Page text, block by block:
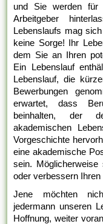
und Sie werden für
Arbeitgeber
Lebenslaufs mag
keine Sorge! Ihr
dem Sie an Ihren
Ein Lebenslauf
Lebenslauf, die
Bewerbungen
erwartet, dass
beinhalten, der
akademischen
Vorgeschichte
eine akademische
sein.
oder verbessern Ihren
Jene möchten
jedermann unseren
Hoffnung, weiter